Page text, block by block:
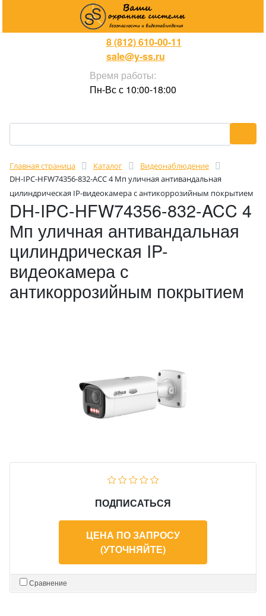
8 (812) 610-00-11
sale@y-ss.ru
Время работы:
Пн-Вс с 10:00-18:00
Главная страница Каталог
Видеонаблюдение
DH-IPC-HFW74356-832-ACC 4 Мп уличная антивандальная
цилиндрическая IP-видеокамера с антикоррозийным покрытием
DH-IPC-HFW74356-832-ACC 4
Мп уличная антивандальная
цилиндрическая IP-
видеокамера с
антикоррозийным покрытием
ПОДПИСАТЬСЯ
ЦЕНА ПО ЗАПРОСУ
(УТОЧНЯЙТЕ)
Сравнение